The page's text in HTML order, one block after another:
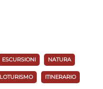
ESCURSIONI NATURA
ITINERARIO